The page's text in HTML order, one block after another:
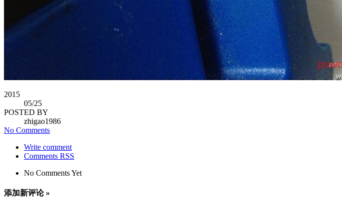
2015
05/25
POSTED BY
zhigao1986
No Comments
Write comment
Comments RSS
No Comments Yet
添加新评论 »